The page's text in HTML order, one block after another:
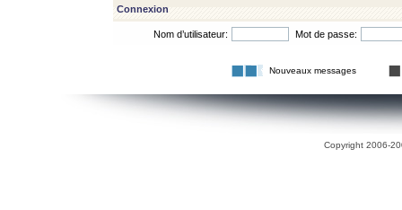
Connexion
Nom d’utilisateur: Mot de passe:
Nouveaux messages
Copyright 2006-